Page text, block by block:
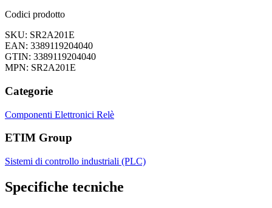
Codici prodotto
SKU: SR2A201E
EAN: 3389119204040
GTIN: 3389119204040
MPN: SR2A201E
Categorie
Componenti Elettronici Relè
ETIM Group
Sistemi di controllo industriali (PLC)
Specifiche tecniche